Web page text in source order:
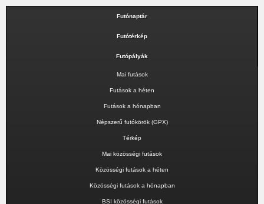
Futónaptár
Futótérkép
Futópályák
Mai futások
Futások a héten
Futások a hónapban
Népszerű futókörök (GPX)
Térkép
Mai közösségi futások
Közösségi futások a héten
Közösségi futások a hónapban
BSI közösségi futások